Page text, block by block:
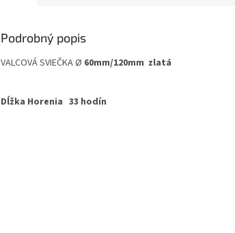
Podrobný popis
VALCOVÁ SVIEČKA Ø 60mm/120mm zlatá
Dĺžka Horenia 33 hodín